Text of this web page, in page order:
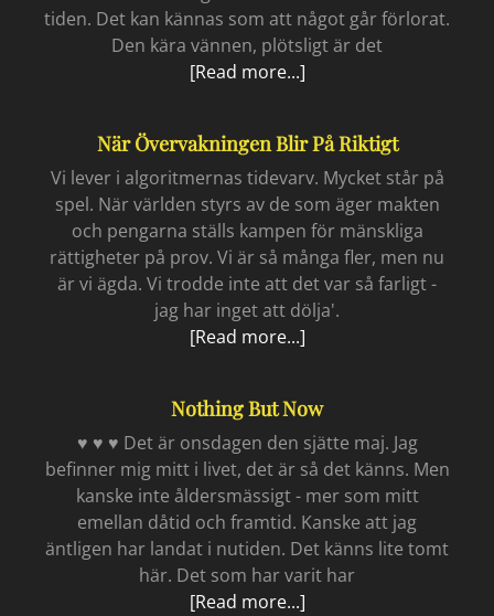
tiden. Det kan kännas som att något går förlorat.
Den kära vännen, plötsligt är det
[Read more...]Avtryck
hjärta
När Övervakningen Blir På Riktigt
Vi lever i algoritmernas tidevarv. Mycket står på
spel. När världen styrs av de som äger makten
och pengarna ställs kampen för mänskliga
rättigheter på prov. Vi är så många fler, men nu
är vi ägda. Vi trodde inte att det var så farligt -
jag har inget att dölja'.
[Read more...]När
på
riktigt
Nothing But Now
♥ ♥ ♥ Det är onsdagen den sjätte maj. Jag
befinner mig mitt i livet, det är så det känns. Men
kanske inte åldersmässigt - mer som mitt
emellan dåtid och framtid. Kanske att jag
äntligen har landat i nutiden. Det känns lite tomt
här. Det som har varit har
[Read more...]Nothing